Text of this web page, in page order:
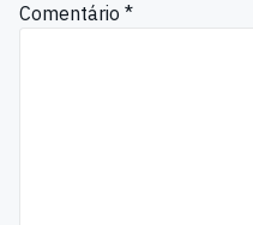
Comentário *